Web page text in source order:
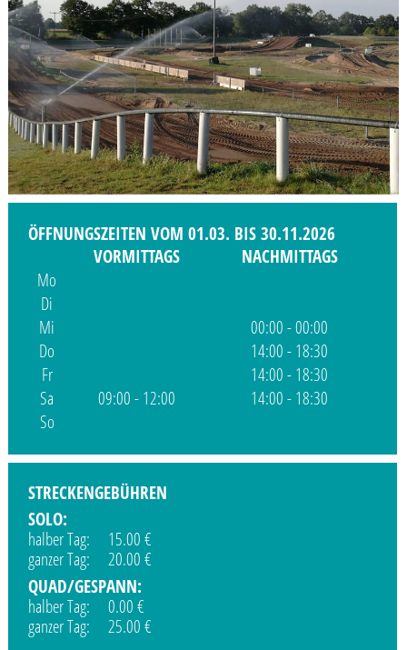
ÖFFNUNGSZEITEN VOM 01.03. BIS 30.11.2026
VORMITTAGS
NACHMITTAGS
Mo
Di
Mi
00:00 - 00:00
Do
14:00 - 18:30
Fr
14:00 - 18:30
Sa
09:00 - 12:00
14:00 - 18:30
So
STRECKENGEBÜHREN
SOLO:
halber Tag: 15.00 €
ganzer Tag: 20.00 €
QUAD/GESPANN:
halber Tag: 0.00 €
ganzer Tag: 25.00 €